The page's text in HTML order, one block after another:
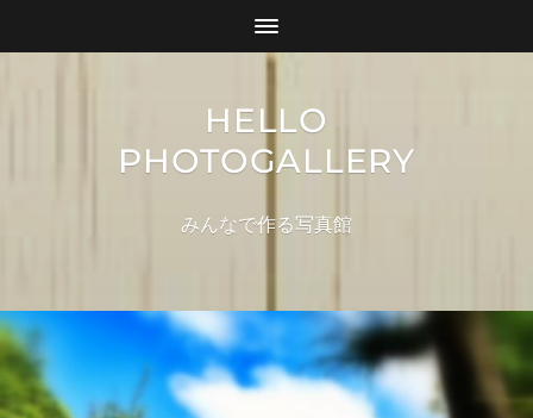
HELLO
PHOTOGALLERY
みんなで作る写真館